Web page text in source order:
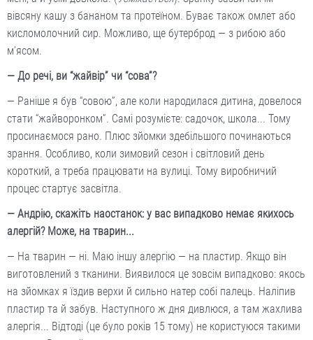
вівсяну кашу з бананом та протеїном. Буває також омлет або
кисломолочний сир. Можливо, ще бутерброд — з рибою або
м’ясом.
— До речі, ви “жайвір” чи “сова”?
— Раніше я був “совою”, але коли народилася дитина, довелося
стати “жайворонком”. Самі розумієте: садочок, школа... Тому
просинаємося рано. Плюс зйомки здебільшого починаються
зрання. Особливо, коли зимовий сезон і світловий день
короткий, а треба працювати на вулиці. Тому виробничий
процес стартує засвітла.
— Андрію, скажіть наостанок: у вас випадково немає якихось
алергій? Може, на тварин...
— На тварин — ні. Маю іншу алергію — на пластир. Якщо він
виготовлений з тканини. Виявилося це зовсім випадково: якось
на зйомках я їздив верхи й сильно натер собі палець. Наліпив
пластир та й забув. Наступного ж дня дивлюся, а там жахлива
алергія... Відтоді (це було років 15 тому) не користуюся такими